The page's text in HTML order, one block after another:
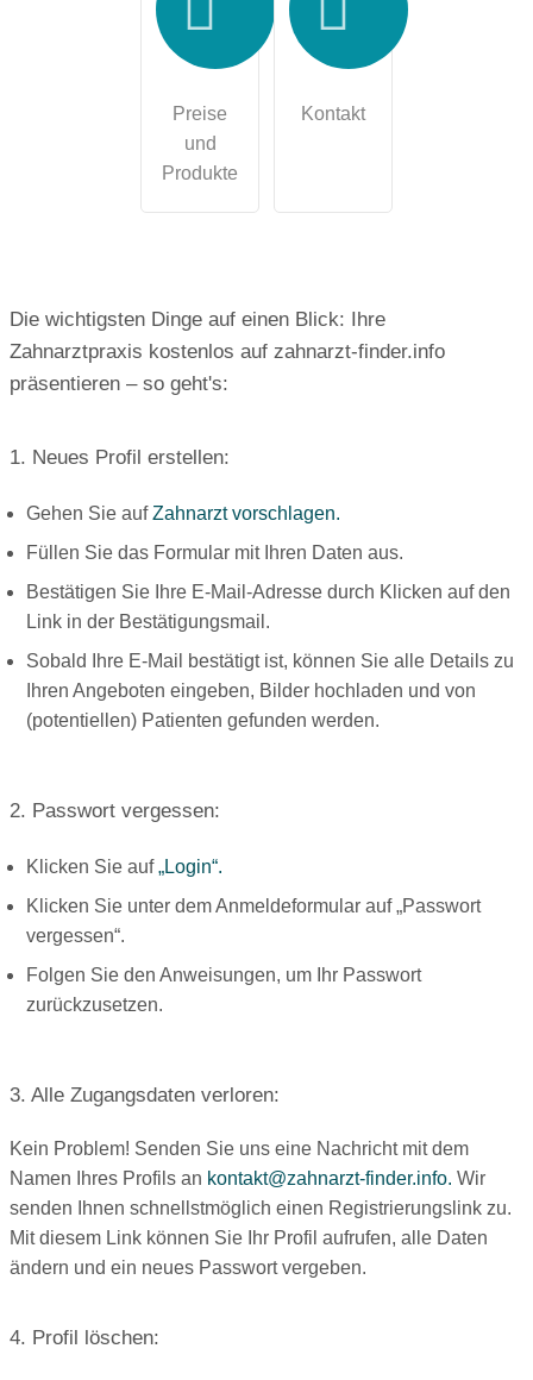
Preise
und
Produkte
Kontakt
Die wichtigsten Dinge auf einen Blick: Ihre
Zahnarztpraxis kostenlos auf zahnarzt-finder.info
präsentieren – so geht's:
1. Neues Profil erstellen:
Gehen Sie aufZahnarzt vorschlagen.
Füllen Sie das Formular mit Ihren Daten aus.
Bestätigen Sie Ihre E-Mail-Adresse durch Klicken auf den
Link in der Bestätigungsmail.
Sobald Ihre E-Mail bestätigt ist, können Sie alle Details zu
Ihren Angeboten eingeben, Bilder hochladen und von
(potentiellen) Patienten gefunden werden.
2. Passwort vergessen:
Klicken Sie auf„Login“.
Klicken Sie unter dem Anmeldeformular auf „Passwort
vergessen“.
Folgen Sie den Anweisungen, um Ihr Passwort
zurückzusetzen.
3. Alle Zugangsdaten verloren:
Kein Problem! Senden Sie uns eine Nachricht mit dem
Namen Ihres Profils an kontakt@zahnarzt-finder.info. Wir
senden Ihnen schnellstmöglich einen Registrierungslink zu.
Mit diesem Link können Sie Ihr Profil aufrufen, alle Daten
ändern und ein neues Passwort vergeben.
4. Profil löschen: